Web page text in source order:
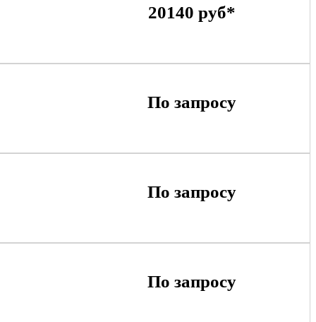
20140 руб*
По запросу
По запросу
По запросу